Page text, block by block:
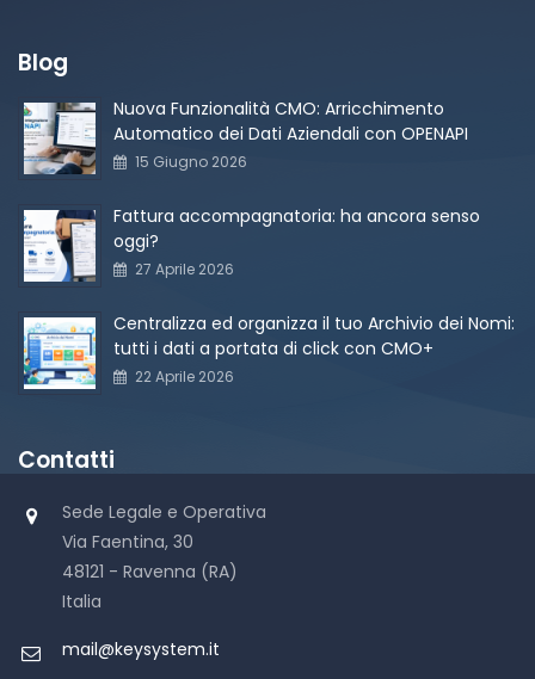
Blog
Nuova Funzionalità CMO: Arricchimento
Automatico dei Dati Aziendali con OPENAPI
15 Giugno 2026
Fattura accompagnatoria: ha ancora senso
oggi?
27 Aprile 2026
Centralizza ed organizza il tuo Archivio dei Nomi:
tutti i dati a portata di click con CMO+
22 Aprile 2026
Contatti
Sede Legale e Operativa
Via Faentina, 30
48121 - Ravenna (RA)
Italia
mail@keysystem.it